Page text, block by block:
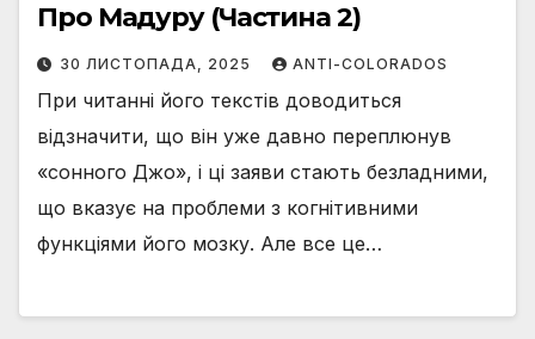
Про Мадуру (Частина 2)
30 ЛИСТОПАДА, 2025 ANTI-COLORADOS
При читанні його текстів доводиться
відзначити, що він уже давно переплюнув
«сонного Джо», і ці заяви стають безладними,
що вказує на проблеми з когнітивними
функціями його мозку. Але все це…